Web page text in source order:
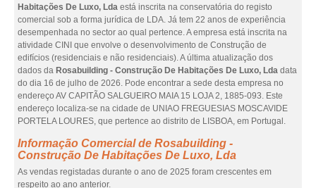
Habitações De Luxo, Lda está inscrita na conservatória do registo
comercial sob a forma jurídica de LDA. Já tem 22 anos de experiência
desempenhada no sector ao qual pertence. A empresa está inscrita na
atividade CINI que envolve o desenvolvimento de Construção de
edifícios (residenciais e não residenciais). A última atualização dos
dados da Rosabuilding - Construção De Habitações De Luxo, Lda data
do dia 16 de julho de 2026. Pode encontrar a sede desta empresa no
endereço AV CAPITÃO SALGUEIRO MAIA 15 LOJA 2, 1885-093. Este
endereço localiza-se na cidade de UNIAO FREGUESIAS MOSCAVIDE
PORTELA LOURES, que pertence ao distrito de LISBOA, em Portugal.
Informação Comercial de Rosabuilding -
Construção De Habitações De Luxo, Lda
As vendas registadas durante o ano de 2025 foram crescentes em
respeito ao ano anterior.